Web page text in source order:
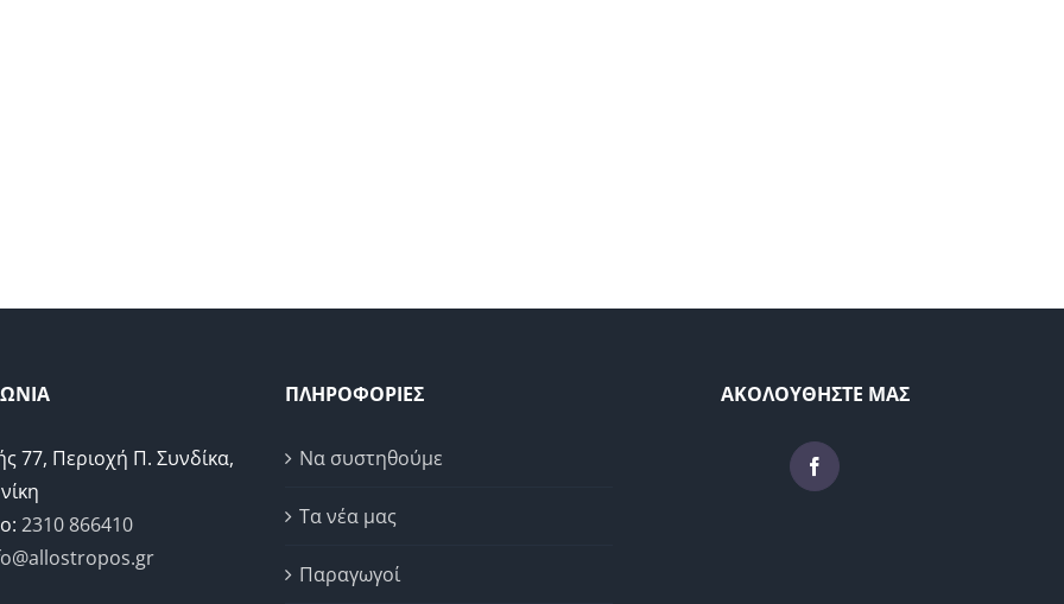
77, Περιοχή Π. Συνδίκα,
2310 866410
ΠΛΗΡΟΦΟΡΙΕΣ
Να συστηθούμε
Τα νέα μας
Παραγωγοί
ΑΚΟΛΟΥΘΗΣΤΕ ΜΑΣ